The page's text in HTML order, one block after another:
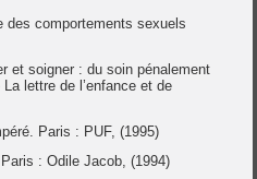
des comportements sexuels
et soigner : du soin pénalement
lettre de l’enfance et de
Paris : PUF, (1995)
: Odile Jacob, (1994)